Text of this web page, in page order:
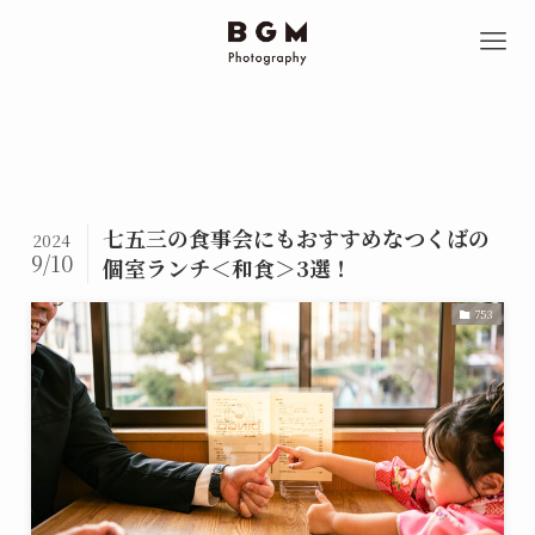
七五三の食事会にもおすすめなつくばの
個室ランチ＜和食＞3選！
2024
9/10
753